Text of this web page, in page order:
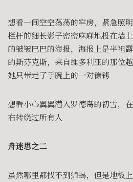
想看一间空空荡荡的牢房，紧急照
栏杆的细长影子密密麻麻地投在墙
的皱皱巴巴的海报，海报上是半袒
的斯芬克斯，来自维多利亚的那位
她只带走了手腕上的一对镣铐
想看小心翼翼潜入罗德岛的初雪，
右转绕过所有人
舟迷思之二
虽然哪里都找不到狮蝎，但是地板